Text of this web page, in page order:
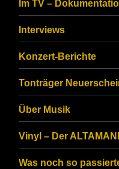
Im TV –
Interviews
Konzert-Berichte
Tonträger
Über Musik
Vinyl – Der
Was noch so